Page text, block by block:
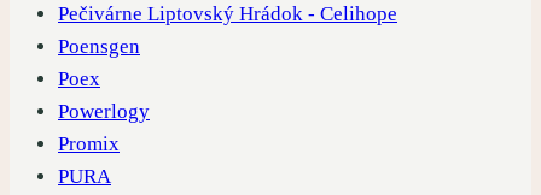
Pečivárne Liptovský Hrádok - Celihope
Poensgen
Poex
Powerlogy
Promix
PURA